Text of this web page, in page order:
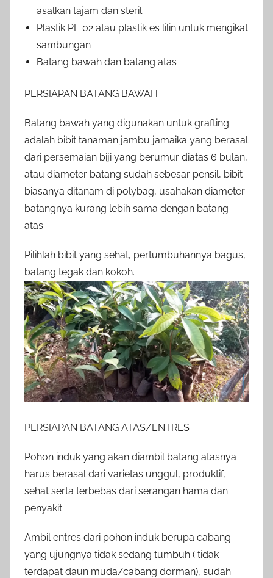
asalkan tajam dan steril
Plastik PE 02 atau plastik es lilin untuk mengikat
sambungan
Batang bawah dan batang atas
PERSIAPAN BATANG BAWAH
Batang bawah yang digunakan untuk grafting
adalah bibit tanaman jambu jamaika yang berasal
dari persemaian biji yang berumur diatas 6 bulan,
atau diameter batang sudah sebesar pensil, bibit
biasanya ditanam di polybag, usahakan diameter
batangnya kurang lebih sama dengan batang
atas.
Pilihlah bibit yang sehat, pertumbuhannya bagus,
batang tegak dan kokoh.
PERSIAPAN BATANG ATAS/ENTRES
Pohon induk yang akan diambil batang atasnya
harus berasal dari varietas unggul, produktif,
sehat serta terbebas dari serangan hama dan
penyakit.
Ambil entres dari pohon induk berupa cabang
yang ujungnya tidak sedang tumbuh ( tidak
terdapat daun muda/cabang dorman), sudah